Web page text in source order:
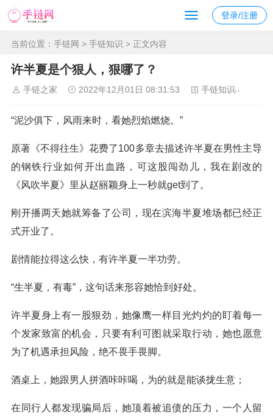
登录/注册
当前位置： 手链网 > 手链知识 > 正文内容
许半夏是个狠人，狠哪了？
手链之家 2022年12月01日 08:31:53 手链知识
“泥沙俱下，风雨来时，看她烈焰燃烧。”
原著《不得往生》花费了100多章去描述许半夏在男性主导
的钢铁行业如何开出血路，可这股闯劲儿，我在剧改的
《风吹半夏》里从赵丽颖身上一秒就get到了。
刚开播两天她就筹备了公司，现在滨海半夏堆场都已经正
式开业了。
剧情能拉得这么快，有许半夏一半功劳。
“生半夏，有毒”，这句话来形容她恰到好处。
许半夏身上有一股狠劲，她像鹰一样目光灼灼的盯着每一
个发家致富的机会，只要有利可图就采取行动，她也愿意
为了机遇承担风险，绝不畏手畏脚。
酒桌上，她跟男人拼酒咔咔喝，为的就是能谈拢生意；
在同行人都发现骗局后，她顶着被追债的压力，一个人留